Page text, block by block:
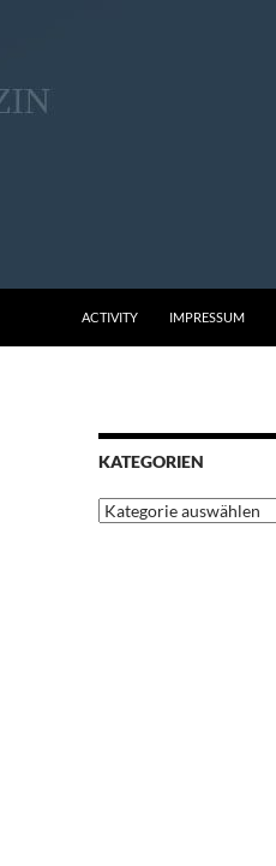
ACTIVITY IMPRESSUM
KATEGORIEN
Kategorien